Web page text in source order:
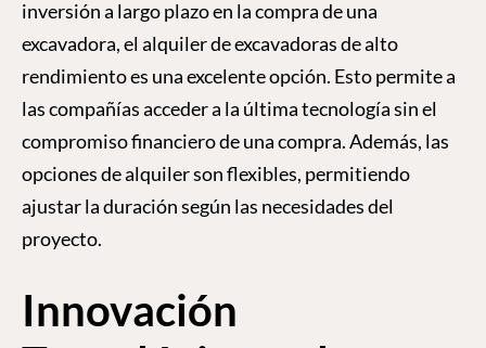
inversión a largo plazo en la compra de una
excavadora, el alquiler de excavadoras de alto
rendimiento es una excelente opción. Esto permite a
las compañías acceder a la última tecnología sin el
compromiso financiero de una compra. Además, las
opciones de alquiler son flexibles, permitiendo
ajustar la duración según las necesidades del
proyecto.
Innovación